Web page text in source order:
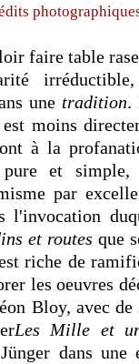
faire table
une tradition.
moins
à la
pure et
par
l'invocation
et routes que
riche de
les oeuvres
Bloy, avec
Les Mille et
dans une